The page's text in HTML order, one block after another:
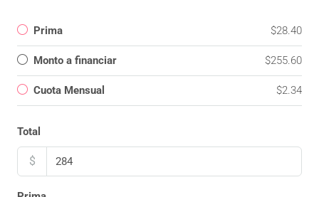
Prima $28.40
Monto a financiar $255.60
Cuota Mensual $2.34
Total
$